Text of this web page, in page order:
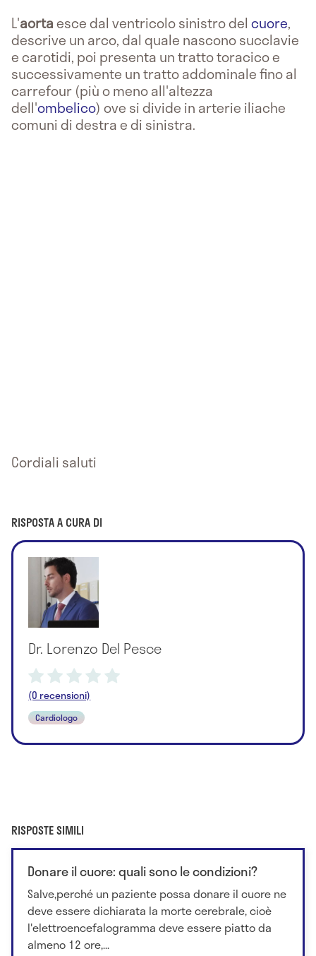
L'aortaesce dal ventricolo sinistro del cuore,
descrive un arco, dal quale nascono succlavie
e carotidi, poi presenta un tratto toracico e
successivamente un tratto addominale fino al
carrefour (più o meno all'altezza
dell'ombelico) ove si divide in arterie iliache
comuni di destra e di sinistra.
Cordiali saluti
RISPOSTA A CURA DI
Dr. Lorenzo Del Pesce
(0 recensioni)
Cardiologo
RISPOSTE SIMILI
Donare il cuore: quali sono le condizioni?
Salve,perché un paziente possa donare il cuore ne
deve essere dichiarata la morte cerebrale, cioè
l'elettroencefalogramma deve essere piatto da
almeno 12 ore,...